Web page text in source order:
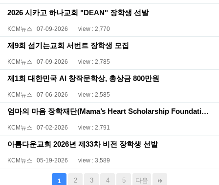
2026 시카고 하나교회 "DEAN" 장학생 선발
KCM뉴스 07-09-2026 view : 2,770
제9회 섬기는교회 서번트 장학생 모집
KCM뉴스 07-09-2026 view : 2,785
제1회 대한민국 AI 창작문학상, 총상금 800만원
KCM뉴스 07-06-2026 view : 2,585
엄마의 마음 장학재단(Mama’s Heart Scholarship Foundation)
KCM뉴스 07-02-2026 view : 2,791
아름다운교회 2026년 제33차 비전 장학생 선발
KCM뉴스 05-19-2026 view : 3,589
1 2 3 4 5 다음